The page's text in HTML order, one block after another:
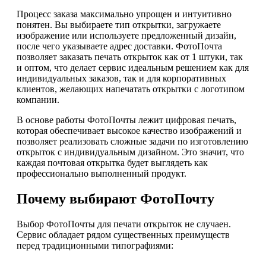
Процесс заказа максимально упрощен и интуитивно
понятен. Вы выбираете тип открытки, загружаете
изображение или используете предложенный дизайн,
после чего указываете адрес доставки. ФотоПочта
позволяет заказать печать открыток как от 1 штуки, так
и оптом, что делает сервис идеальным решением как для
индивидуальных заказов, так и для корпоративных
клиентов, желающих напечатать открытки с логотипом
компании.
В основе работы ФотоПочты лежит цифровая печать,
которая обеспечивает высокое качество изображений и
позволяет реализовать сложные задачи по изготовлению
открыток с индивидуальным дизайном. Это значит, что
каждая почтовая открытка будет выглядеть как
профессионально выполненный продукт.
Почему выбирают ФотоПочту
Выбор ФотоПочты для печати открыток не случаен.
Сервис обладает рядом существенных преимуществ
перед традиционными типографиями: